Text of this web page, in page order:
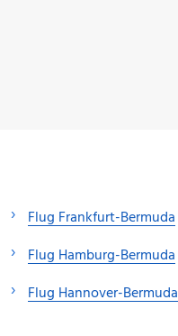
Flug Frankfurt-Bermuda
Flug Hamburg-Bermuda
Flug Hannover-Bermuda